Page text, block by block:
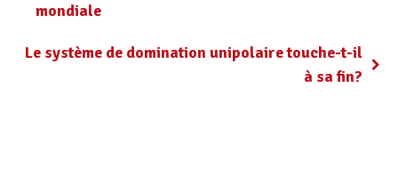
mondiale
Le système de domination unipolaire touche-t-il
à sa fin?